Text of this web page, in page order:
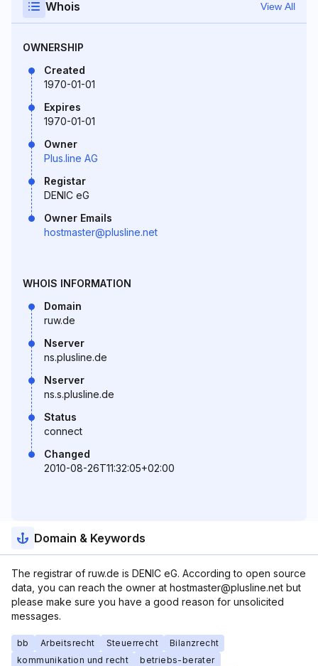
Whois View All
OWNERSHIP
Created
1970-01-01
Expires
1970-01-01
Owner
Plus.line AG
Registar
DENIC eG
Owner Emails
hostmaster@plusline.net
WHOIS INFORMATION
Domain
ruw.de
Nserver
ns.plusline.de
Nserver
ns.s.plusline.de
Status
connect
Changed
2010-08-26T11:32:05+02:00
Domain & Keywords
The registrar of ruw.de is DENIC eG. According to open source
data, you can reach the owner at hostmaster@plusline.net but
please make sure you have a good reason for unsolicited
messages.
bb Arbeitsrecht Steuerrecht
Bilanzrecht
kommunikation und recht
betriebs-berater